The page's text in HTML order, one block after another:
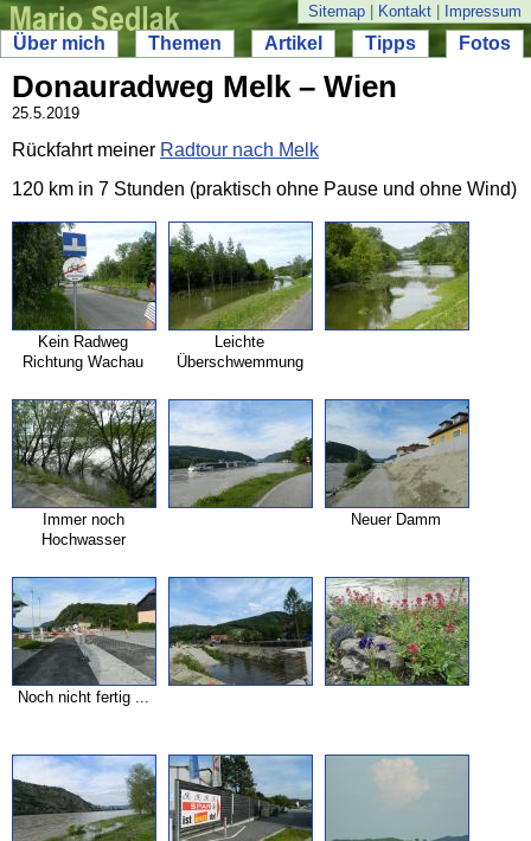
Sitemap Kontakt Impressum
Über mich Themen Artikel Tipps Fotos
Donauradweg Melk – Wien
25.5.2019
Rückfahrt meiner Radtour nach Melk
120 km in 7 Stunden (praktisch ohne Pause und ohne Wind)
Kein Radweg
Richtung Wachau
Leichte
Überschwemmung
Immer noch
Hochwasser
Neuer Damm
Noch nicht fertig ...